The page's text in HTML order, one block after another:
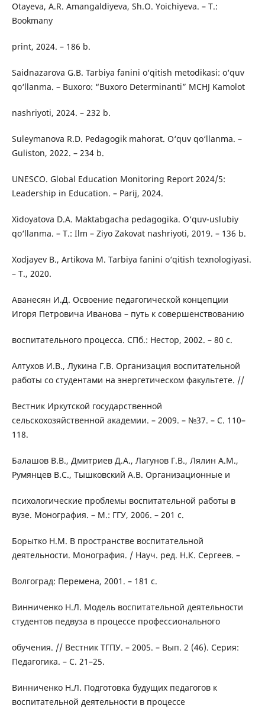
Otayeva, A.R. Amangaldiyeva, Sh.O. Yoichiyeva. – T.:
Bookmany
print, 2024. – 186 b.
Saidnazarova G.B. Tarbiya fanini o‘qitish metodikasi: o‘quv
qo‘llanma. – Buxoro: “Buxoro Determinanti” MCHJ Kamolot
nashriyoti, 2024. – 232 b.
Suleymanova R.D. Pedagogik mahorat. O‘quv qo‘llanma. –
Guliston, 2022. – 234 b.
UNESCO. Global Education Monitoring Report 2024/5:
Leadership in Education. – Parij, 2024.
Xidoyatova D.A. Maktabgacha pedagogika. O‘quv-uslubiy
qo‘llanma. – T.: Ilm – Ziyo Zakovat nashriyoti, 2019. – 136 b.
Xodjayev B., Artikova M. Tarbiya fanini o‘qitish texnologiyasi.
– T., 2020.
Аванесян И.Д. Освоение педагогической концепции
Игоря Петровича Иванова – путь к совершенствованию
воспитательного процесса. СПб.: Нестор, 2002. – 80 с.
Алтухов И.В., Лукина Г.В. Организация воспитательной
работы со студентами на энергетическом факультете. //
Вестник Иркутской государственной
сельскохозяйственной академии. – 2009. – №37. – С. 110–
118.
Балашов В.В., Дмитриев Д.А., Лагунов Г.В., Лялин A.M.,
Румянцев B.C., Тышковский A.B. Организационные и
психологические проблемы воспитательной работы в
вузе. Монография. – М.: ГГУ, 2006. – 201 с.
Борытко Н.М. В пространстве воспитательной
деятельности. Монография. / Науч. ред. Н.К. Сергеев. –
Волгоград: Перемена, 2001. – 181 с.
Винниченко Н.Л. Модель воспитательной деятельности
студентов педвуза в процессе профессионального
обучения. // Вестник ТГПУ. – 2005. – Вып. 2 (46). Серия:
Педагогика. – С. 21–25.
Винниченко Н.Л. Подготовка будущих педагогов к
воспитательной деятельности в процессе